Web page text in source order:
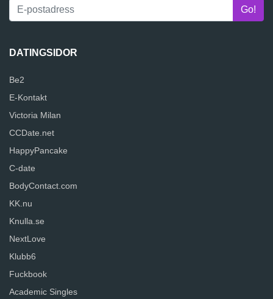
DATINGSIDOR
Be2
E-Kontakt
Victoria Milan
CCDate.net
HappyPancake
C-date
BodyContact.com
KK.nu
Knulla.se
NextLove
Klubb6
Fuckbook
Academic Singles